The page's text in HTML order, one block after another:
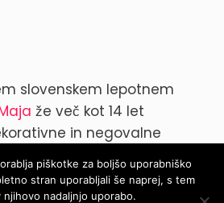
slovenskem lepotnem
že več kot 14 let
in negovalne
blog@parokeets.com
piškotke za boljšo uporabniško
stran uporabljali še naprej, s tem
njihovo nadaljnjo uporabo.